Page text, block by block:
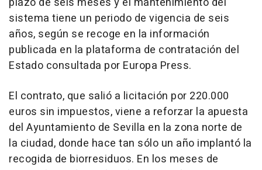
sistema tiene un periodo de vigencia de seis
años, según se recoge en la información
publicada en la plataforma de contratación del
Estado consultada por Europa Press.
El contrato, que salió a licitación por 220.000
euros sin impuestos, viene a reforzar la apuesta
del Ayuntamiento de Sevilla en la zona norte de
la ciudad, donde hace tan sólo un año implantó la
recogida de biorresiduos. En los meses de